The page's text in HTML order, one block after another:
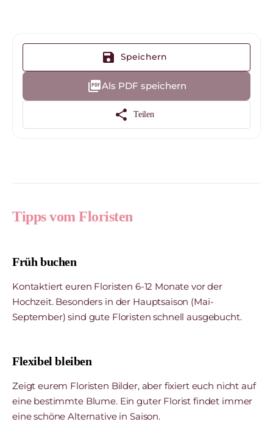
save Speichern
picture_as_pdfAls PDF speichern
share Teilen
Tipps vom Floristen
Früh buchen
Kontaktiert euren Floristen 6-12 Monate vor der
Hochzeit. Besonders in der Hauptsaison (Mai-
September) sind gute Floristen schnell ausgebucht.
Flexibel bleiben
Zeigt eurem Floristen Bilder, aber fixiert euch nicht auf
eine bestimmte Blume. Ein guter Florist findet immer
eine schöne Alternative in Saison.